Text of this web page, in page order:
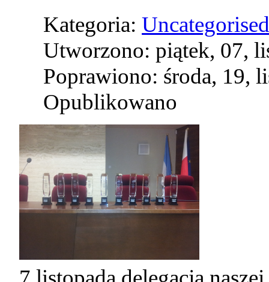
Kategoria:
Utworzono: piątek, 07,
Poprawiono: środa, 19,
Opublikowano